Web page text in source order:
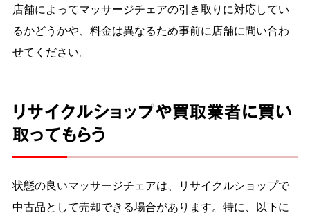
店舗によってマッサージチェアの引き取りに対応してい
るかどうかや、料金は異なるため事前に店舗に問い合わ
せてください。
リサイクルショップや買取業者に買い
取ってもらう
状態の良いマッサージチェアは、リサイクルショップで
中古品として売却できる場合があります。特に、以下に